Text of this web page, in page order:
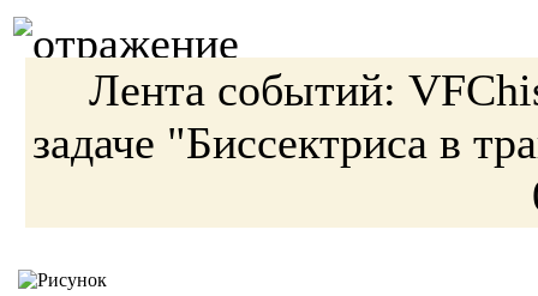
Лента событий:
задаче "Биссектриса в